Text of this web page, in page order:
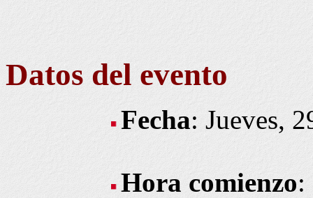
Datos del evento
Fecha: Jueves,
Hora comienzo: